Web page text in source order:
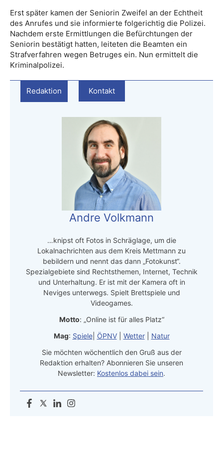
Erst später kamen der Seniorin Zweifel an der Echtheit
des Anrufes und sie informierte folgerichtig die Polizei.
Nachdem erste Ermittlungen die Befürchtungen der
Seniorin bestätigt hatten, leiteten die Beamten ein
Strafverfahren wegen Betruges ein. Nun ermittelt die
Kriminalpolizei.
Redaktion Kontakt
Andre Volkmann
…knipst oft Fotos in Schräglage, um die
Lokalnachrichten aus dem Kreis Mettmann zu
bebildern und nennt das dann „Fotokunst“.
Spezialgebiete sind Rechtsthemen, Internet, Technik
und Unterhaltung. Er ist mit der Kamera oft in
Neviges unterwegs. Spielt Brettspiele und
Videogames.
Motto: „Online ist für alles Platz“
Mag: Spiele| ÖPNV| Wetter| Natur
Sie möchten wöchentlich den Gruß aus der
Redaktion erhalten? Abonnieren Sie unseren
Newsletter: Kostenlos dabei sein.